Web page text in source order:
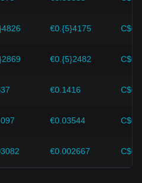
mempertimbangkan faktor-
depan dan menyesuaikan
yang terus berkembang.
€0.{5}4175
€0.{5}2482
€0.1416
€0.03544
€0.002667